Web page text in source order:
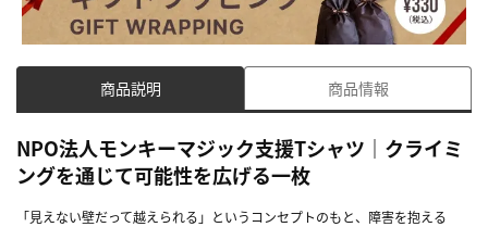
商品説明 商品情報
NPO法人モンキーマジック支援Tシャツ｜クライミ
ングを通じて可能性を広げる一枚
「見えない壁だって越えられる」というコンセプトのもと、障害を抱える